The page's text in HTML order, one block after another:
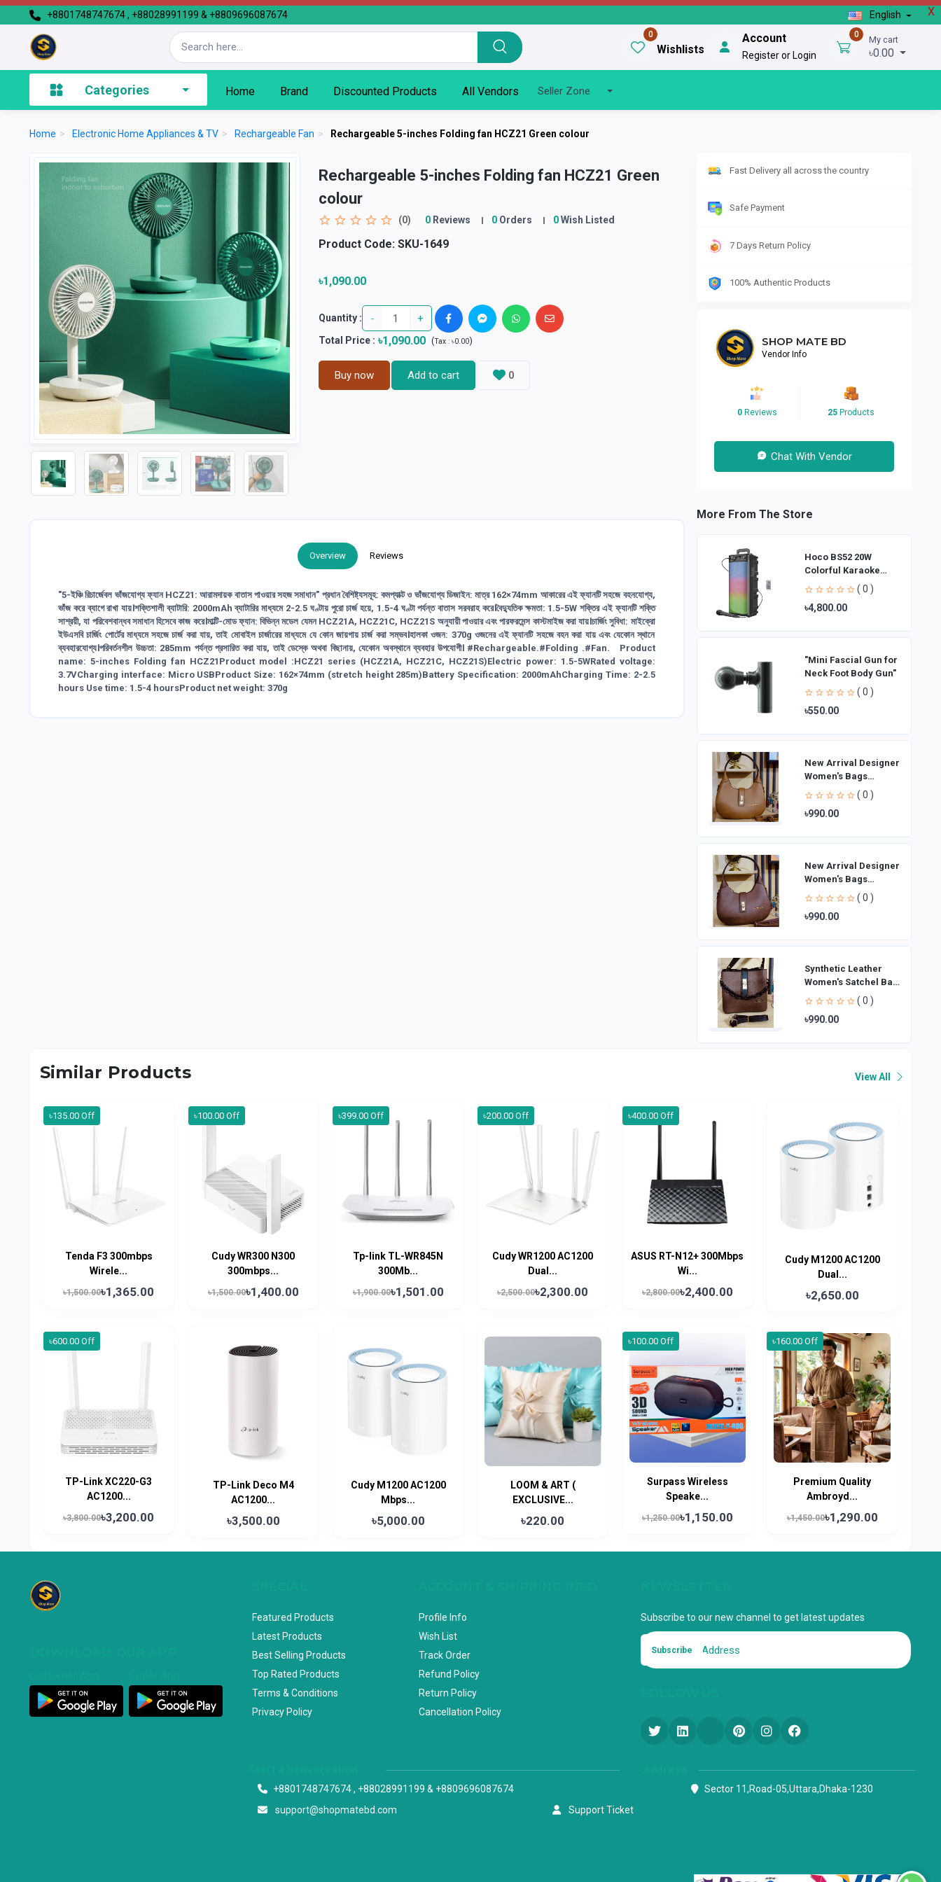
X
+8801748747674 , +88028991199 & +8809696087674 English
0
Wishlists
Account
Register or Login
0 My cart
৳0.00
Categories Home Brand Discounted Products All Vendors Seller Zone
Home > Electronic Home Appliances & TV > Rechargeable Fan > Rechargeable 5-inches Folding fan HCZ21 Green colour
Rechargeable 5-inches Folding fan HCZ21 Green
colour
(0) 0Reviews 0Orders 0Wish Listed
Product Code:SKU-1649
৳1,090.00
Quantity : - +
Total Price: ৳1,090.00 (Tax : ৳0.00)
Buy now Add to cart 0
Overview Reviews
"5-ইঞ্চি রিচার্জেবল ভাঁজযোগ্য ফ্যান HCZ21: আরামদায়ক বাতাস পাওয়ার সহজ সমাধান" প্রধান বৈশিষ্ট্যসমূহ: কমপ্যাক্ট ও ভাঁজযোগ্য ডিজাইন: মাত্র 162×74mm আকারের এই ফ্যানটি সহজে বহনযোগ্য,
ভাঁজ করে ব্যাগে রাখা যায়।শক্তিশালী ব্যাটারি: 2000mAh ব্যাটারির মাধ্যমে 2-2.5 ঘণ্টায় পুরো চার্জ হয়ে, 1.5-4 ঘণ্টা পর্যন্ত বাতাস সরবরাহ করে।বৈদ্যুতিক ক্ষমতা: 1.5-5W শক্তির এই ফ্যানটি শক্তি
সাশ্রয়ী, যা পরিবেশবান্ধব সমাধান হিসেবে কাজ করে।মাল্টি-মোড ফ্যান: বিভিন্ন মডেল যেমন HCZ21A, HCZ21C, HCZ21S অনুযায়ী পাওয়ার এবং পারফরমেন্স কাস্টমাইজ করা যায়।চার্জিং সুবিধা: মাইক্রো
ইউএসবি চার্জিং পোর্টের মাধ্যমে সহজে চার্জ করা যায়, তাই মোবাইল চার্জারের মাধ্যমে যে কোন জায়গায় চার্জ করা সম্ভব।হালকা ওজন: 370g ওজনের এই ফ্যানটি সহজে বহন করা যায় এবং যেকোন স্থানে
ব্যবহারযোগ্য।পরিবর্তনশীল উচ্চতা: 285mm পর্যন্ত প্রসারিত করা যায়, তাই ডেস্কে অথবা বিছানায়, যেকোন অবস্থানে ব্যবহার উপযোগী। #Rechargeable.#Folding .#Fan. Product
name: 5-inches Folding fan HCZ21Product model :HCZ21 series (HCZ21A, HCZ21C, HCZ21S)Electric power: 1.5-5WRated voltage:
3.7VCharging interface: Micro USBProduct Size: 162×74mm (stretch height 285m)Battery Specification: 2000mAhCharging Time: 2-2.5
hours Use time: 1.5-4 hoursProduct net weight: 370g
Fast Delivery all across the country
Safe Payment
7 Days Return Policy
100% Authentic Products
SHOP MATE BD
Vendor Info
0Reviews 25Products
Chat With Vendor
More From The Store
Hoco BS52 20W
Colorful Karaoke
Bluetooth Speaker
( 0 )
৳4,800.00
"Mini Fascial Gun for
Neck Foot Body Gun"
( 0 )
৳550.00
New Arrival Designer
Women′s Bags
Fashion Curved
design Handbags
Shoulder Bag La
( 0 )
৳990.00
New Arrival Designer
Women′s Bags
Fashion Curved
design Handbags
Shoulder Bag La
( 0 )
৳990.00
Synthetic Leather
Women's Satchel Bag
| Ladies Purse
Handbag | Handheld
Bag | Sl
( 0 )
৳990.00
Similar Products View All
৳135.00 Off
Tenda F3 300mbps
Wirele...
৳1,500.00৳1,365.00
৳100.00 Off
Cudy WR300 N300
300mbps...
৳1,500.00৳1,400.00
৳399.00 Off
Tp-link TL-WR845N
300Mb...
৳1,900.00৳1,501.00
৳200.00 Off
Cudy WR1200 AC1200
Dual...
৳2,500.00৳2,300.00
৳400.00 Off
ASUS RT-N12+ 300Mbps
Wi...
৳2,800.00৳2,400.00
Cudy M1200 AC1200
Dual...
৳2,650.00
৳600.00 Off
TP-Link XC220-G3
AC1200...
৳3,800.00৳3,200.00
TP-Link Deco M4
AC1200...
৳3,500.00
Cudy M1200 AC1200
Mbps...
৳5,000.00
LOOM & ART (
EXCLUSIVE...
৳220.00
৳100.00 Off
Surpass Wireless
Speake...
৳1,250.00৳1,150.00
৳160.00 Off
Premium Quality
Ambroyd...
৳1,450.00৳1,290.00
Featured Products
Latest Products
Best Selling Products
Top Rated Products
Terms & Conditions
Privacy Policy
Profile Info
Wish List
Track Order
Refund Policy
Return Policy
Cancellation Policy
Subscribe to our new channel to get latest updates
Subscribe
+8801748747674 , +88028991199 & +8809696087674
support@shopmatebd.com
Support Ticket
Sector 11,Road-05,Uttara,Dhaka-1230